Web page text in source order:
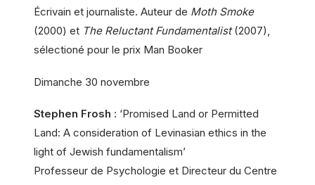
Écrivain et journaliste. Auteur de Moth Smoke
(2000) et The Reluctant Fundamentalist(2007),
sélectioné pour le prix Man Booker
Dimanche 30 novembre
Stephen Frosh : ‘Promised Land or Permitted
Land: A consideration of Levinasian ethics in the
light of Jewish fundamentalism’
Professeur de Psychologie et Directeur du Centre